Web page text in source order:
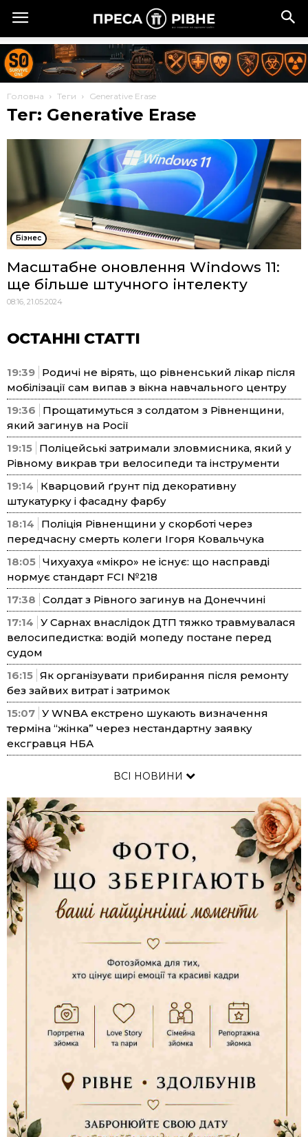
Головна Теги Generative Erase
Тег: Generative Erase
Бізнес
Масштабне оновлення Windows 11:
ще більше штучного інтелекту
08:16, 21.05.2024
ОСТАННІ СТАТТІ
19:39 Родичі не вірять, що рівненський лікар після
мобілізації сам випав з вікна навчального центру
19:36
Прощатимуться з солдатом з Рівненщини,
який загинув на Росії
19:15 Поліцейські затримали зловмисника, який у
Рівному викрав три велосипеди та інструменти
19:14
Кварцовий ґрунт під декоративну
штукатурку і фасадну фарбу
18:14
Поліція Рівненщини у скорботі через
передчасну смерть колеги Ігоря Ковальчука
18:05 Чихуахуа «мікро» не існує: що насправді
нормує стандарт FCI №218
17:38 Солдат з Рівного загинув на Донеччині
17:14 У Сарнах внаслідок ДТП тяжко травмувалася
велосипедистка: водій мопеду постане перед
судом
16:15 Як організувати прибирання після ремонту
без зайвих витрат і затримок
15:07 У WNBA екстрено шукають визначення
терміна “жінка” через нестандартну заявку
ексгравця НБА
ВСІ НОВИНИ